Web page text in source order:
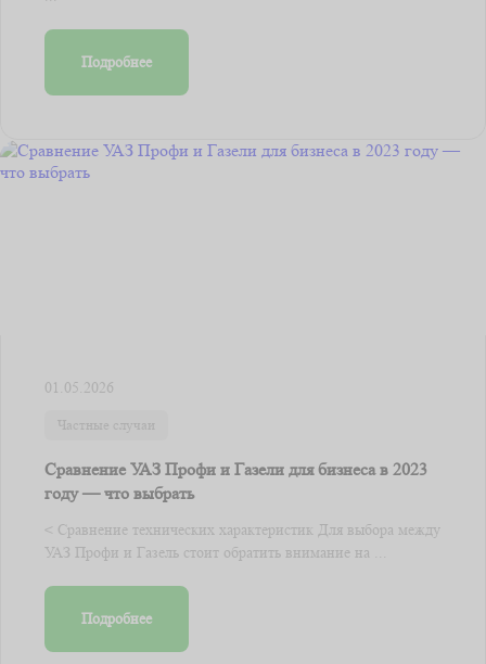
Подробнее
01.05.2026
Частные случаи
Сравнение УАЗ Профи и Газели для бизнеса в 2023
году — что выбрать
< Сравнение технических характеристик Для выбора между
УАЗ Профи и Газель стоит обратить внимание на ...
Подробнее